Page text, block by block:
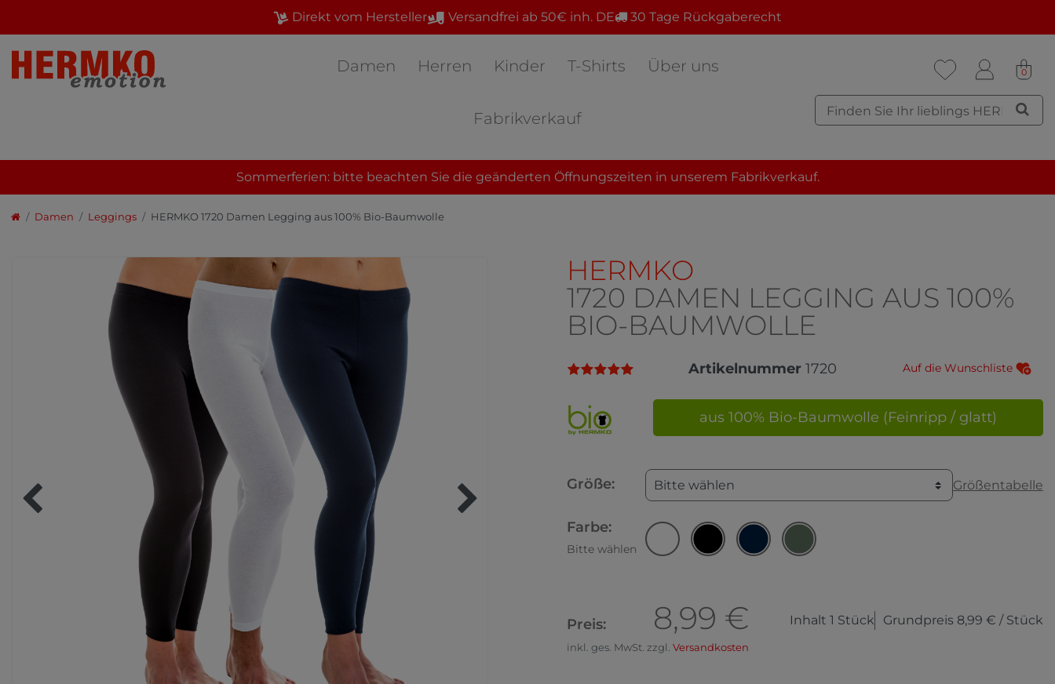
Direkt vom Hersteller Versandfrei ab 50€ inh. DE 30 Tage Rückgaberecht
Damen Herren Kinder T-Shirts Über uns
Fabrikverkauf
0
Sommerferien: bitte beachten Sie die geänderten Öffnungszeiten in unserem Fabrikverkauf.
Damen Leggings HERMKO 1720 Damen Legging aus 100% Bio-Baumwolle
HERMKO
1720 DAMEN LEGGING AUS 100%
BIO-BAUMWOLLE
Artikelnummer 1720 Auf die Wunschliste
aus 100% Bio-Baumwolle (Feinripp / glatt)
Größe: Bitte wählen Größentabelle
Farbe:
Bitte wählen
Preis: 8,99 € Inhalt 1 Stück Grundpreis 8,99 € / Stück
inkl. ges. MwSt. zzgl. Versandkosten